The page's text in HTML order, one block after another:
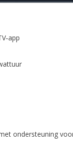
ondersteuning